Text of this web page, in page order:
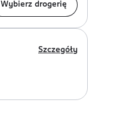
Wybierz drogerię
Szczegóły